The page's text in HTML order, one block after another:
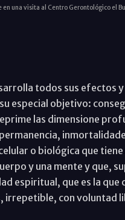
una visita al Centro Gerontológico el
todos sus efectos
especial objetivo:
las dimensione
o biológica que
y una mente y que,
espiritual, que es la que
irrepetible, con voluntad